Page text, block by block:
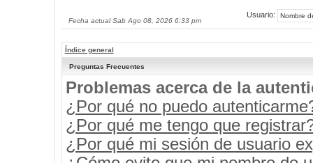
Fecha actual Sab Ago 08, 2026 6:33 pm
Usuario:
Índice general
Preguntas Frecuentes
Problemas acerca de la
¿Por qué no puedo
¿Por qué me tengo que
¿Por qué mi sesión de usuario